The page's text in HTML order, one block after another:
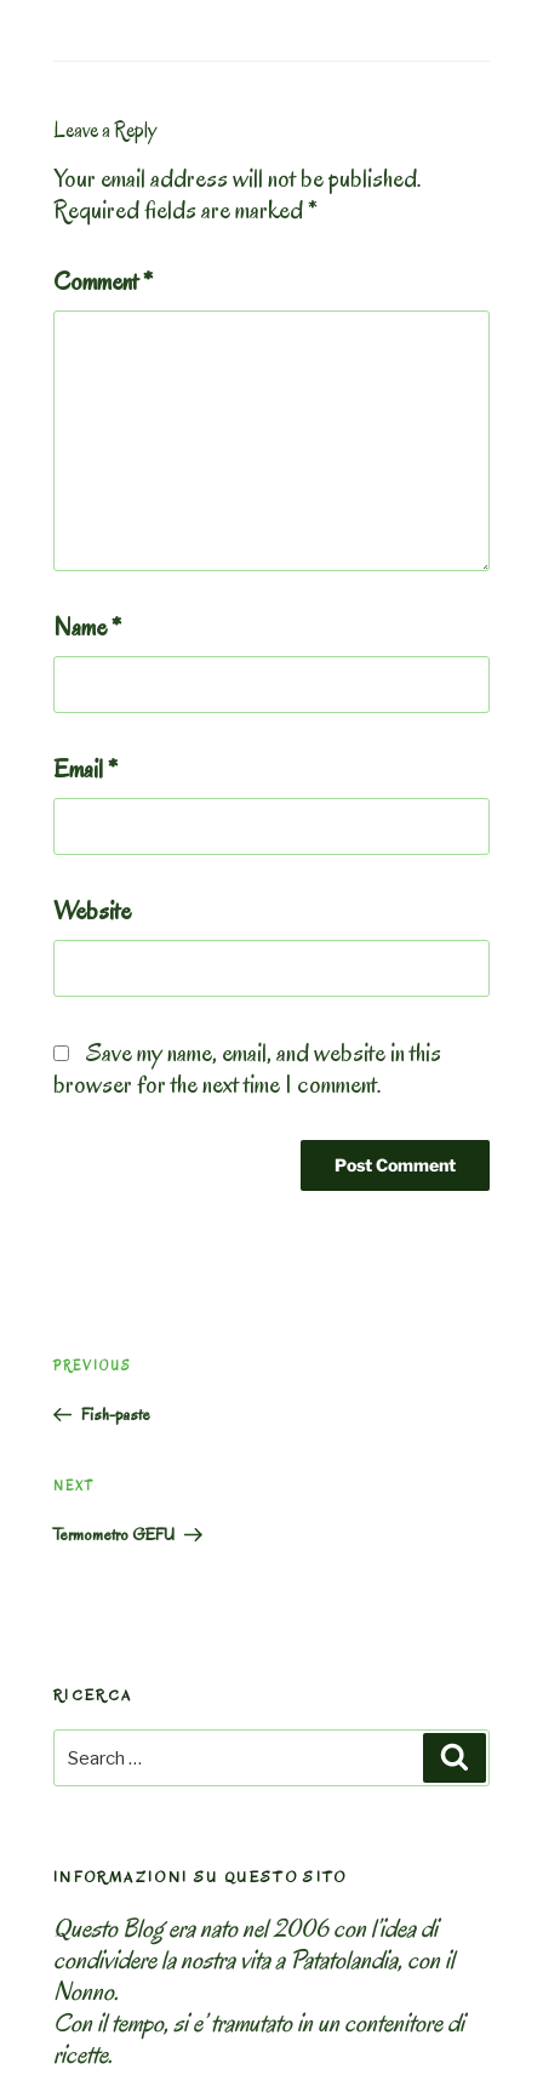
Leave a Reply
Your email address will not be published.
Required fields are marked*
Comment*
Name*
Email*
Website
Save my name, email, and website in this
browser for the next time I comment.
navigation
Previous
PREVIOUS
Fish-paste
Next
NEXT
Termometro GEFU
RICERCA
Search
for:
INFORMAZIONI SU QUESTO SITO
Questo Blog era nato nel 2006 con l’idea di
condividere la nostra vita a Patatolandia, con il
Nonno.
Con il tempo, si e’ tramutato in un contenitore di
ricette.